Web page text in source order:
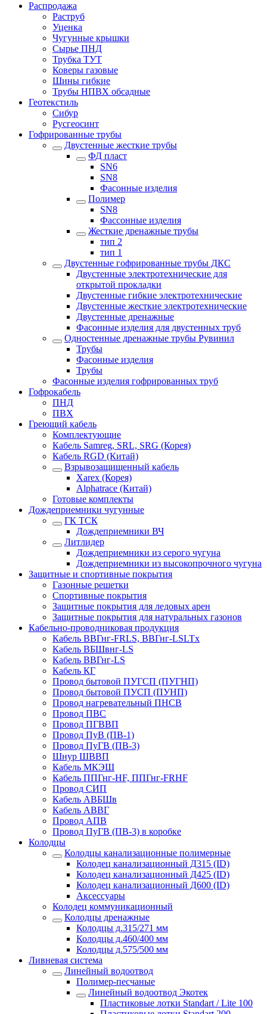
Распродажа
Раструб
Уценка
Чугунные крышки
Сырье ПНД
Трубка ТУТ
Коверы газовые
Шины гибкие
Трубы НПВХ обсадные
Геотекстиль
Сибур
Русгеосинт
Гофрированные трубы
Двустенные жесткие трубы
ФД пласт
SN6
SN8
Фасонные изделия
Полимер
SN8
Фассонные изделия
Жесткие дренажные трубы
тип 2
тип 1
Двустенные гофрированные трубы ДКС
Двустенные электротехнические для
открытой прокладки
Двустенные гибкие электротехнические
Двустенные жесткие электротехнические
Двустенные дренажные
Фасонные изделия для двустенных труб
Одностенные дренажные трубы Рувинил
Трубы
Фасонные изделия
Трубы
Фасонные изделия гофрированных труб
Гофрокабель
ПНД
ПВХ
Греющий кабель
Комплектующие
Кабель Samreg, SRL, SRG (Корея)
Кабель RGD (Китай)
Взрывозащищенный кабель
Xarex (Корея)
Alphatrace (Китай)
Готовые комплекты
Дождеприемники чугунные
ГК ТСК
Дождеприемники ВЧ
Литлидер
Дождеприемники из серого чугуна
Дождеприемники из высокопрочного чугуна
Защитные и спортивные покрытия
Газонные решетки
Спортивные покрытия
Защитные покрытия для ледовых арен
Защитные покрытия для натуральных газонов
Кабельно-проводниковая продукция
Кабель ВВГнг-FRLS, ВВГнг-LSLTx
Кабель ВБШвнг-LS
Кабель ВВГнг-LS
Кабель КГ
Провод бытовой ПУГСП (ПУГНП)
Провод бытовой ПУСП (ПУНП)
Провод нагревательный ПНСВ
Провод ПВС
Провод ПГВВП
Провод ПуВ (ПВ-1)
Провод ПуГВ (ПВ-3)
Шнур ШВВП
Кабель МКЭШ
Кабель ППГнг-HF, ППГнг-FRHF
Провод СИП
Кабель АВБШв
Кабель АВВГ
Провод АПВ
Провод ПуГВ (ПВ-3) в коробке
Колодцы
Колодцы канализационные полимерные
Колодец канализационный Д315 (ID)
Колодец канализационный Д425 (ID)
Колодец канализационный Д600 (ID)
Аксессуары
Колодец коммуникационный
Колодцы дренажные
Колодцы д.315/271 мм
Колодцы д.460/400 мм
Колодцы д.575/500 мм
Ливневая система
Линейный водоотвод
Полимер-песчаные
Линейный водоотвод Экотек
Пластиковые лотки Standart / Lite 100